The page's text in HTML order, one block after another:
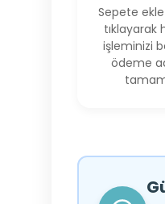
Sepete
tıklayarak
işleminizi
ödeme